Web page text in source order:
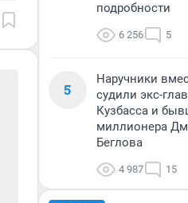
подробности
6 256 5
5
Наручники
судили экс-
Кузбасса и
миллионера
Беглова
4 987 15